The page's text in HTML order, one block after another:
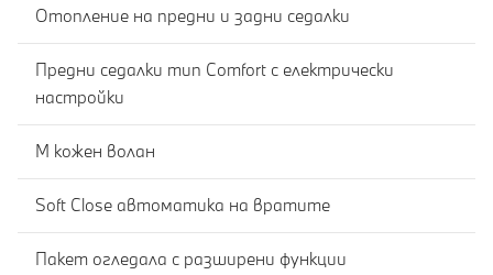
Отопление на предни и задни седалки
Предни седалки тип Comfort с електрически
настройки
M кожен волан
Soft Close автоматика на вратите
Пакет огледала с разширени функции